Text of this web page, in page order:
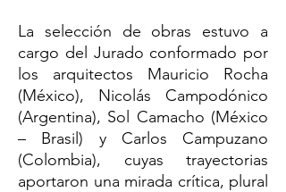
La selección de obras estuvo a
cargo del Jurado conformado por
los arquitectos Mauricio Rocha
(México), Nicolás Campodónico
(Argentina), Sol Camacho (México
– Brasil) y Carlos Campuzano
(Colombia), cuyas trayectorias
aportaron una mirada crítica, plural